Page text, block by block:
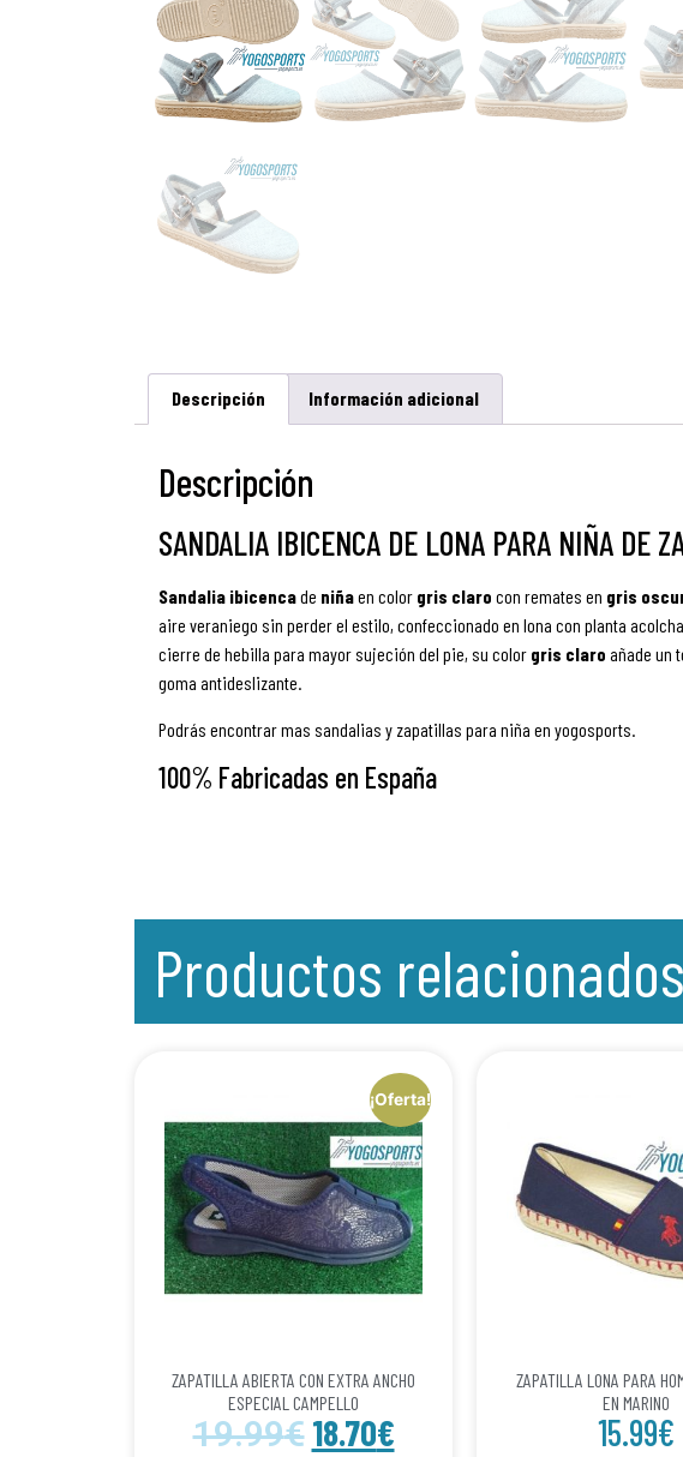
Descripción Información adicional
Descripción
SANDALIA IBICENCA DE LONA PARA NIÑA DE
Sandalia ibicencade niñaen color gris claro con remates en gris
aire veraniego sin perder el estilo, confeccionado en lona con planta
cierre de hebilla para mayor sujeción del pie, su color gris claro añade un
goma antideslizante.
Podrás encontrar mas sandalias y zapatillas para niña en yogosports.
100% Fabricadas en España
Productos relacionados
¡Oferta!
ZAPATILLA ABIERTA CON EXTRA ANCHO
ESPECIAL CAMPELLO
19.99€ 18.70€
ZAPATILLA LONA PARA
EN MARINO
15.99€